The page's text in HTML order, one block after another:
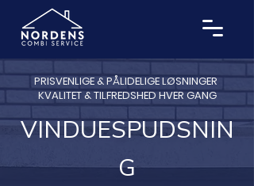
PRISVENLIGE & PÅLIDELIGE LØSNINGER
KVALITET & TILFREDSHED HVER GANG
VINDUESPUDSNIN
G